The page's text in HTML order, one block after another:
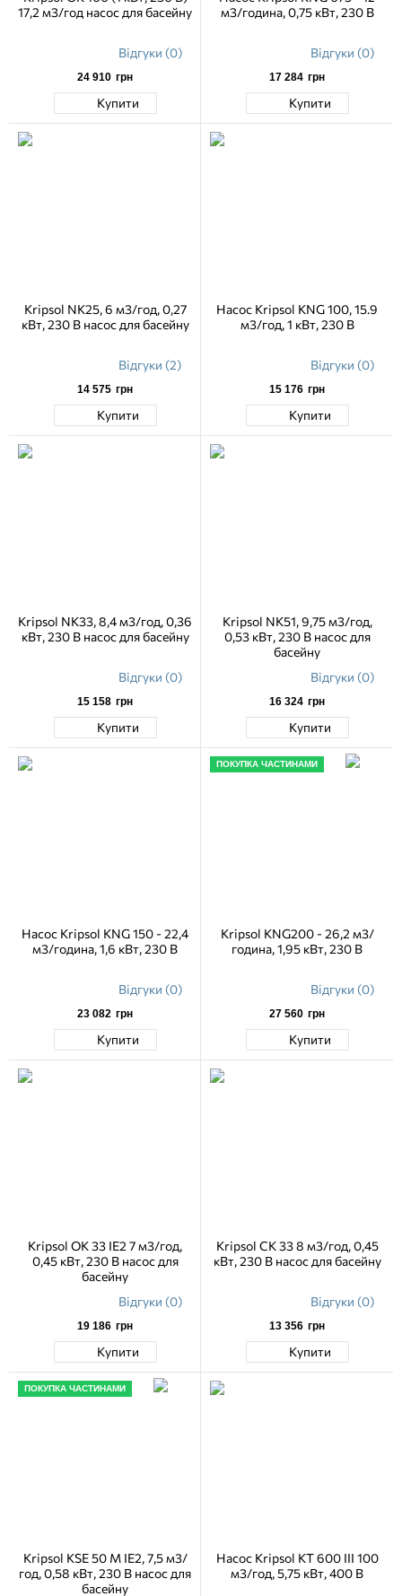
17,2 м3/год насос для басейну
Відгуки (0)
24 910 грн
Купити
м3/година, 0,75 кВт, 230 В
Відгуки (0)
17 284 грн
Купити
Kripsol NK25, 6 м3/год, 0,27
кВт, 230 В насос для басейну
Відгуки (2)
14 575 грн
Купити
Насос Kripsol KNG 100, 15.9
м3/год, 1 кВт, 230 В
Відгуки (0)
15 176 грн
Купити
Kripsol NK33, 8,4 м3/год, 0,36
кВт, 230 В насос для басейну
Відгуки (0)
15 158 грн
Купити
Kripsol NK51, 9,75 м3/год,
0,53 кВт, 230 В насос для
басейну
Відгуки (0)
16 324 грн
Купити
Насос Kripsol KNG 150 - 22,4
м3/година, 1,6 кВт, 230 В
Відгуки (0)
23 082 грн
Купити
ПОКУПКА ЧАСТИНАМИ
Kripsol KNG200 - 26,2 м3/
година, 1,95 кВт, 230 В
Відгуки (0)
27 560 грн
Купити
Kripsol OK 33 IE2 7 м3/год,
0,45 кВт, 230 В насос для
басейну
Відгуки (0)
19 186 грн
Купити
Kripsol CK 33 8 м3/год, 0,45
кВт, 230 В насос для басейну
Відгуки (0)
13 356 грн
Купити
ПОКУПКА ЧАСТИНАМИ
Kripsol KSE 50 M IE2, 7,5 м3/
год, 0,58 кВт, 230 В насос для
басейну
Насос Kripsol KT 600 III 100
м3/год, 5,75 кВт, 400 В